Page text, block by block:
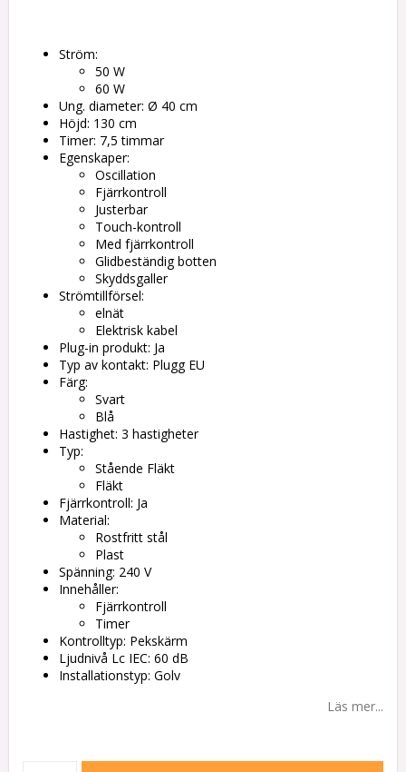
Ström:
50 W
60 W
Ung. diameter: Ø 40 cm
Höjd: 130 cm
Timer: 7,5 timmar
Egenskaper:
Oscillation
Fjärrkontroll
Justerbar
Touch-kontroll
Med fjärrkontroll
Glidbeständig botten
Skyddsgaller
Strömtillförsel:
elnät
Elektrisk kabel
Plug-in produkt: Ja
Typ av kontakt: Plugg EU
Färg:
Svart
Blå
Hastighet: 3 hastigheter
Typ:
Stående Fläkt
Fläkt
Fjärrkontroll: Ja
Material:
Rostfritt stål
Plast
Spänning: 240 V
Innehåller:
Fjärrkontroll
Timer
Kontrolltyp: Pekskärm
Ljudnivå Lc IEC: 60 dB
Installationstyp: Golv
Läs mer...